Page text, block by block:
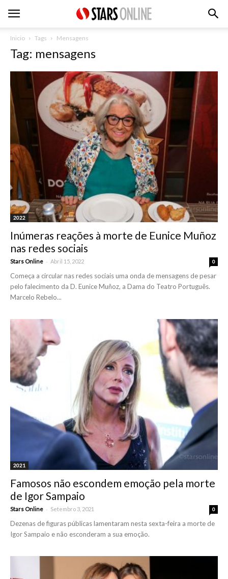
Inicio Tags Mensagens
Tag: mensagens
2022
Inúmeras reações à morte de Eunice Muñoz
nas redes sociais
Stars Online - Abril 15, 2022 0
Começa a circular nas redes sociais uma onda de mensagens de pesar
pelo falecimento da D. Eunice Muñoz, a Dama do Teatro Português.
Marcelo Rebelo...
2021
Famosos não escondem emoção pela morte
de Igor Sampaio
Stars Online - Setembro 3, 2021 0
Dezenas de figuras públicas lamentaram nesta sexta-feira a morte de
Igor Sampaio e não esconderam a sua emoção.